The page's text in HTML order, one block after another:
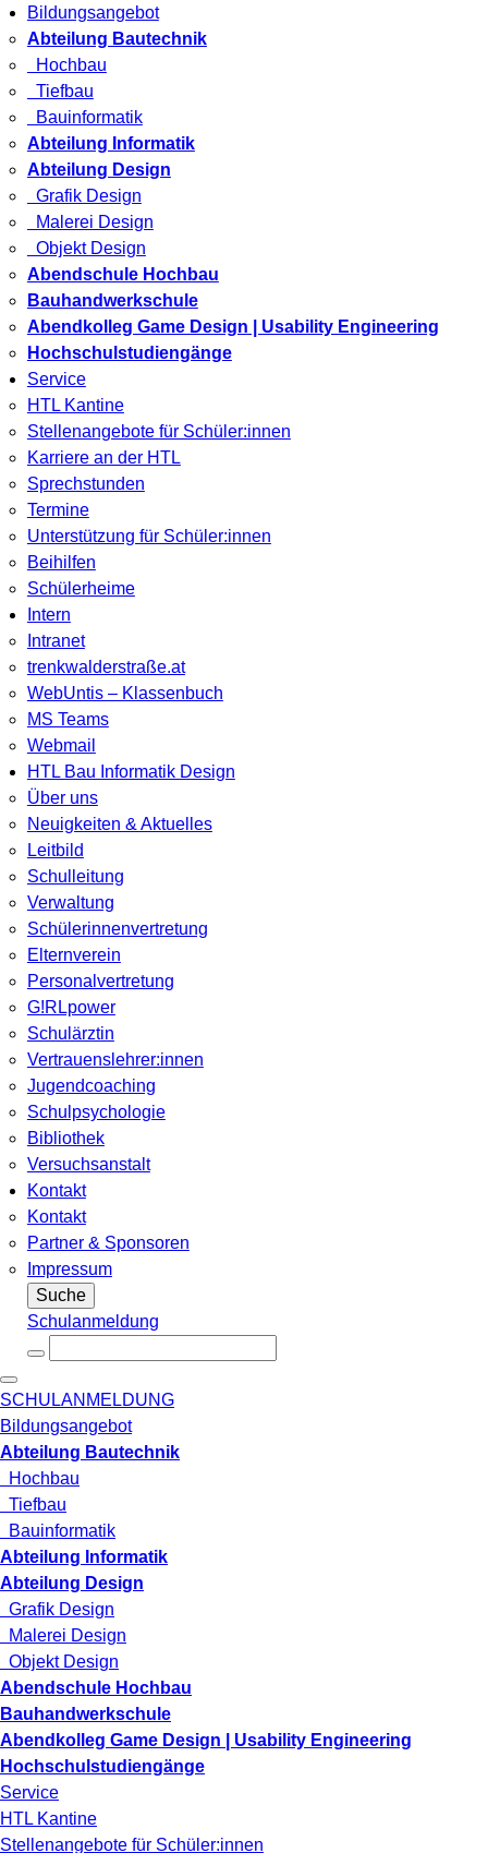
Bildungsangebot
Abteilung Bautechnik
Hochbau
Tiefbau
Bauinformatik
Abteilung Informatik
Abteilung Design
Grafik Design
Malerei Design
Objekt Design
Abendschule Hochbau
Bauhandwerkschule
Abendkolleg Game Design | Usability Engineering
Hochschulstudiengänge
Service
HTL Kantine
Stellenangebote für Schüler:innen
Karriere an der HTL
Sprechstunden
Termine
Unterstützung für Schüler:innen
Beihilfen
Schülerheime
Intern
Intranet
trenkwalderstraße.at
WebUntis – Klassenbuch
MS Teams
Webmail
HTL Bau Informatik Design
Über uns
Neuigkeiten & Aktuelles
Leitbild
Schulleitung
Verwaltung
Schülerinnenvertretung
Elternverein
Personalvertretung
G!RLpower
Schulärztin
Vertrauenslehrer:innen
Jugendcoaching
Schulpsychologie
Bibliothek
Versuchsanstalt
Kontakt
Kontakt
Partner & Sponsoren
Impressum
Suche
Schulanmeldung
SCHULANMELDUNG
Bildungsangebot
Abteilung Bautechnik
Hochbau
Tiefbau
Bauinformatik
Abteilung Informatik
Abteilung Design
Grafik Design
Malerei Design
Objekt Design
Abendschule Hochbau
Bauhandwerkschule
Abendkolleg Game Design | Usability Engineering
Hochschulstudiengänge
Service
HTL Kantine
Stellenangebote für Schüler:innen